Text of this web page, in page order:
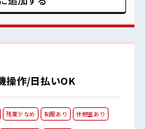
！ あなたの個性を大事にでき
操作/日払いOK
残業少なめ 制服あり 休憩室あり